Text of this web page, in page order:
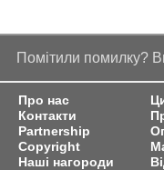
Помітили помилку?
Про нас
Контакти
Partnership
Copyright
Наші нагороди